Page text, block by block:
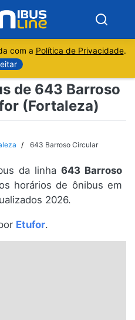
com a Política de Privacidade.
de 643 Barroso
(Fortaleza)
643 Barroso Circular
da linha 643 Barroso
horários de ônibus em
2026.
Etufor.